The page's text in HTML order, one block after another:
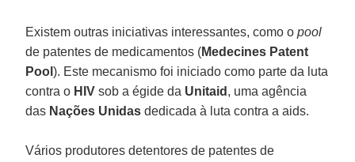
Existem outras iniciativas interessantes, como opool
de patentes de medicamentos (Medecines Patent
Pool). Este mecanismo foi iniciado como parte da luta
contra o HIV sob a égide da Unitaid , uma agência
das Nações Unidas dedicada à luta contra a aids.
Vários produtores detentores de patentes de